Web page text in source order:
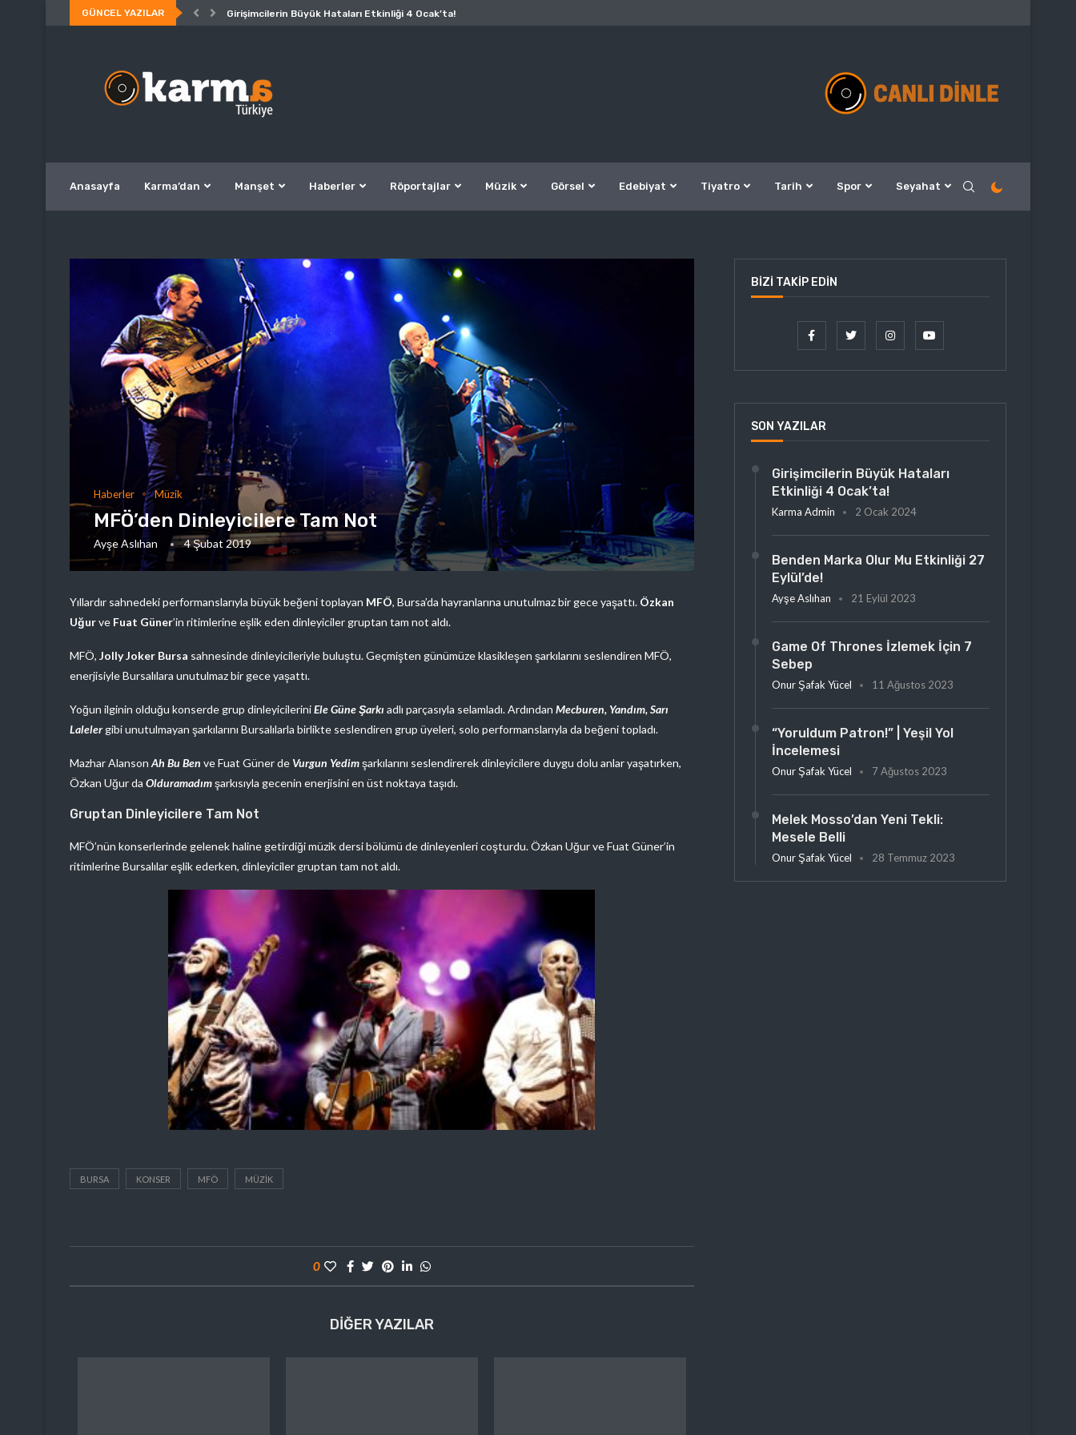
GÜNCEL YAZILAR Girişimcilerin Büyük Hataları Etkinliği 4 Ocak’ta!
Anasayfa Karma’dan Manşet Haberler Röportajlar Müzik Görsel Edebiyat Tiyatro Tarih Spor Seyahat
Haberler Müzik
MFÖ’den Dinleyicilere Tam Not
Ayşe Aslıhan 4 Şubat 2019
Yıllardır sahnedeki performanslarıyla büyük beğeni toplayan MFÖ, Bursa’da hayranlarına unutulmaz bir gece yaşattı. Özkan
Uğurve Fuat Güner’in ritimlerine eşlik eden dinleyiciler gruptan tam not aldı.
MFÖ, Jolly Joker Bursa sahnesinde dinleyicileriyle buluştu. Geçmişten günümüze klasikleşen şarkılarını seslendiren MFÖ,
enerjisiyle Bursalılara unutulmaz bir gece yaşattı.
Yoğun ilginin olduğu konserde grup dinleyicileriniEle Güne Şarkı adlı parçasıyla selamladı. Ardından Mecburen, Yandım, Sarı
Lalelergibi unutulmayan şarkılarını Bursalılarla birlikte seslendiren grup üyeleri, solo performanslarıyla da beğeni topladı.
Mazhar Alanson Ah Bu Ben ve Fuat Güner de Vurgun Yedimşarkılarını seslendirerek dinleyicilere duygu dolu anlar yaşatırken,
Özkan Uğur da Olduramadımşarkısıyla gecenin enerjisini en üst noktaya taşıdı.
Gruptan Dinleyicilere Tam Not
MFÖ’nün konserlerinde gelenek haline getirdiği müzik dersi bölümü de dinleyenleri coşturdu. Özkan Uğur ve Fuat Güner’in
ritimlerine Bursalılar eşlik ederken, dinleyiciler gruptan tam not aldı.
BURSA KONSER MFÖ MÜZIK
0
DIĞER YAZILAR
BIZI TAKIP EDIN
SON YAZILAR
Girişimcilerin Büyük Hataları
Etkinliği 4 Ocak’ta!
Karma Admin 2 Ocak 2024
Benden Marka Olur Mu Etkinliği 27
Eylül’de!
Ayşe Aslıhan 21 Eylül 2023
Game Of Thrones İzlemek İçin 7
Sebep
Onur Şafak Yücel 11 Ağustos 2023
“Yoruldum Patron!” | Yeşil Yol
İncelemesi
Onur Şafak Yücel 7 Ağustos 2023
Melek Mosso’dan Yeni Tekli:
Mesele Belli
Onur Şafak Yücel 28 Temmuz 2023